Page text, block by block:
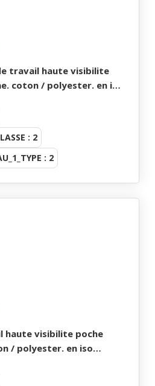
travail haute visibilite
coton / polyester. en iso
: 2
: 2
haute visibilite poche
/ polyester. en iso